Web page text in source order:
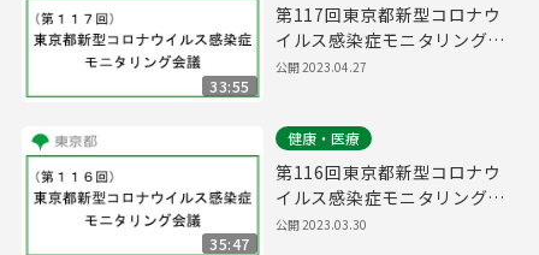
33:55
第117回東京都新型コロナウ
イルス感染症モニタリング会
議(令和5年4月28日11時00分
公開2023.04.27
35:47
健康・医療
第116回東京都新型コロナウ
イルス感染症モニタリング会
議(令和5年3月30日13時00分
公開2023.03.30